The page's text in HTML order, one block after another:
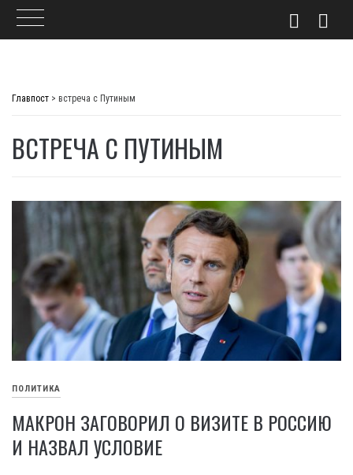
Главпост > встреча с Путиным
ВСТРЕЧА С ПУТИНЫМ
ПОЛИТИКА
МАКРОН ЗАГОВОРИЛ О ВИЗИТЕ В РОССИЮ
И НАЗВАЛ УСЛОВИЕ